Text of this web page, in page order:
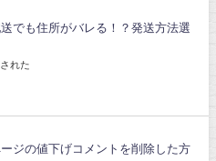
でも住所がバレる！？発送方法選
れた
ジの値下げコメントを削除した方